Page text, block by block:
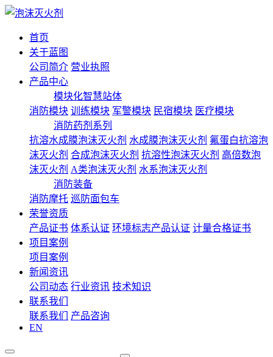
首页
关于蓝图
公司简介 营业执照
产品中心
模块化智慧站体
消防模块 训练模块 军警模块 民宿模块 医疗模块
消防药剂系列
抗溶水成膜泡沫灭火剂 水成膜泡沫灭火剂 氟蛋白抗溶泡
沫灭火剂 合成泡沫灭火剂 抗溶性泡沫灭火剂 高倍数泡
沫灭火剂 A类泡沫灭火剂 水系泡沫灭火剂
消防装备
消防摩托 巡防面包车
荣誉资质
产品证书 体系认证 环境标志产品认证 计量合格证书
项目案例
项目案例
新闻资讯
公司动态 行业资讯 技术知识
联系我们
联系我们
产品咨询
EN